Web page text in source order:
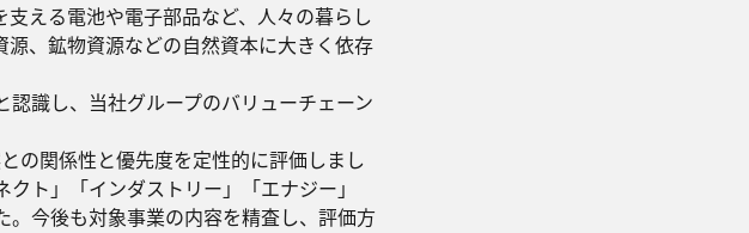
える電池や電子部品など、人々の暮らし
、鉱物資源などの自然資本に大きく依存
識し、当社グループのバリューチェーン
の関係性と優先度を定性的に評価しまし
ト」「インダストリー」「エナジー」
。今後も対象事業の内容を精査し、評価方